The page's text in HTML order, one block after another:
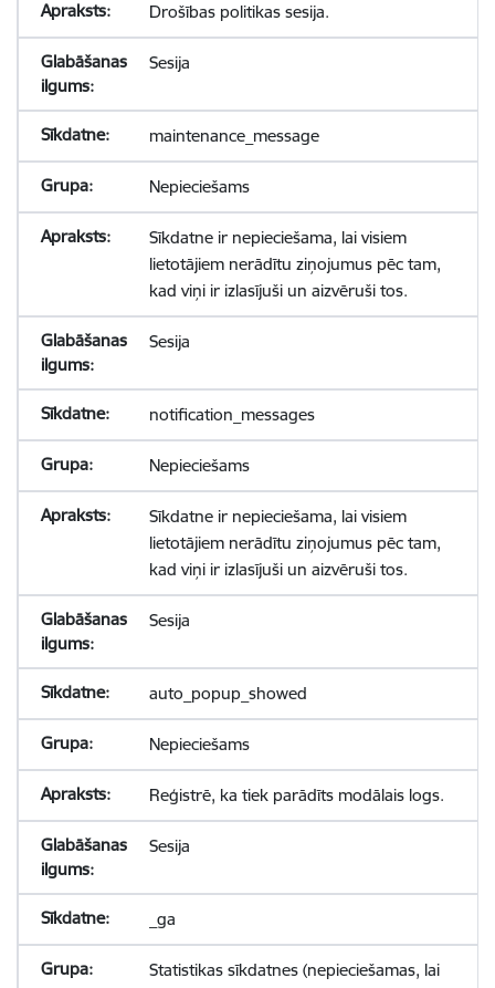
Drošības politikas sesija.
Sesija
maintenance_message
Nepieciešams
Sīkdatne ir nepieciešama, lai visiem
lietotājiem nerādītu ziņojumus pēc tam,
kad viņi ir izlasījuši un aizvēruši tos.
Sesija
notification_messages
Nepieciešams
Sīkdatne ir nepieciešama, lai visiem
lietotājiem nerādītu ziņojumus pēc tam,
kad viņi ir izlasījuši un aizvēruši tos.
Sesija
auto_popup_showed
Nepieciešams
Reģistrē, ka tiek parādīts modālais logs.
Sesija
_ga
Statistikas sīkdatnes (nepieciešamas, lai